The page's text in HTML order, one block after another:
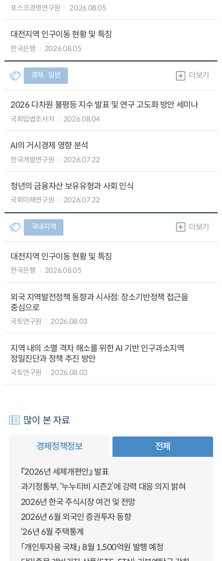
포스코경영연구원 2026.08.05
대전지역 인구이동 현황 및 특징
한국은행 2026.08.05
경제 ∙ 일반 더보기
2026 다차원 불평등 지수 발표 및 연구 고도화 방안 세미나
국회입법조사처 2026.08.04
AI의 거시경제 영향 분석
한국개발연구원 2026.07.22
청년의 금융자산 보유유형과 사회 인식
국회미래연구원 2026.07.22
국내지역 더보기
대전지역 인구이동 현황 및 특징
한국은행 2026.08.05
외국 지역발전정책 동향과 시사점: 장소기반정책 접근을
중심으로
국토연구원 2026.08.03
지역 내의 소멸 격차 해소를 위한 AI 기반 인구과소지역
정밀진단과 정책 추진 방안
국토연구원 2026.08.03
많이 본 자료
경제정책정보 전체
『2026년 세제개편안』 발표
과기정통부, ‘누누티비 시즌2’에 강력 대응 의지 밝혀
2026년 한국 주식시장 여건 및 전망
2026년 6월 외국인 증권투자 동향
‘26년 6월 주택통계
「개인투자용 국채」 8월 1,500억원 발행 예정